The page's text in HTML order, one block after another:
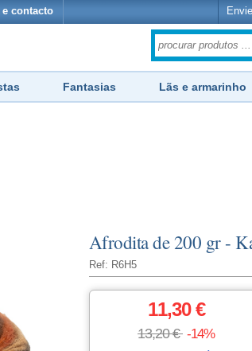
contacto
Fantasias Lãs e armarinho
Afrodita de 200 gr -
Ref: R6H5
11,30 €
13,20 € -14%